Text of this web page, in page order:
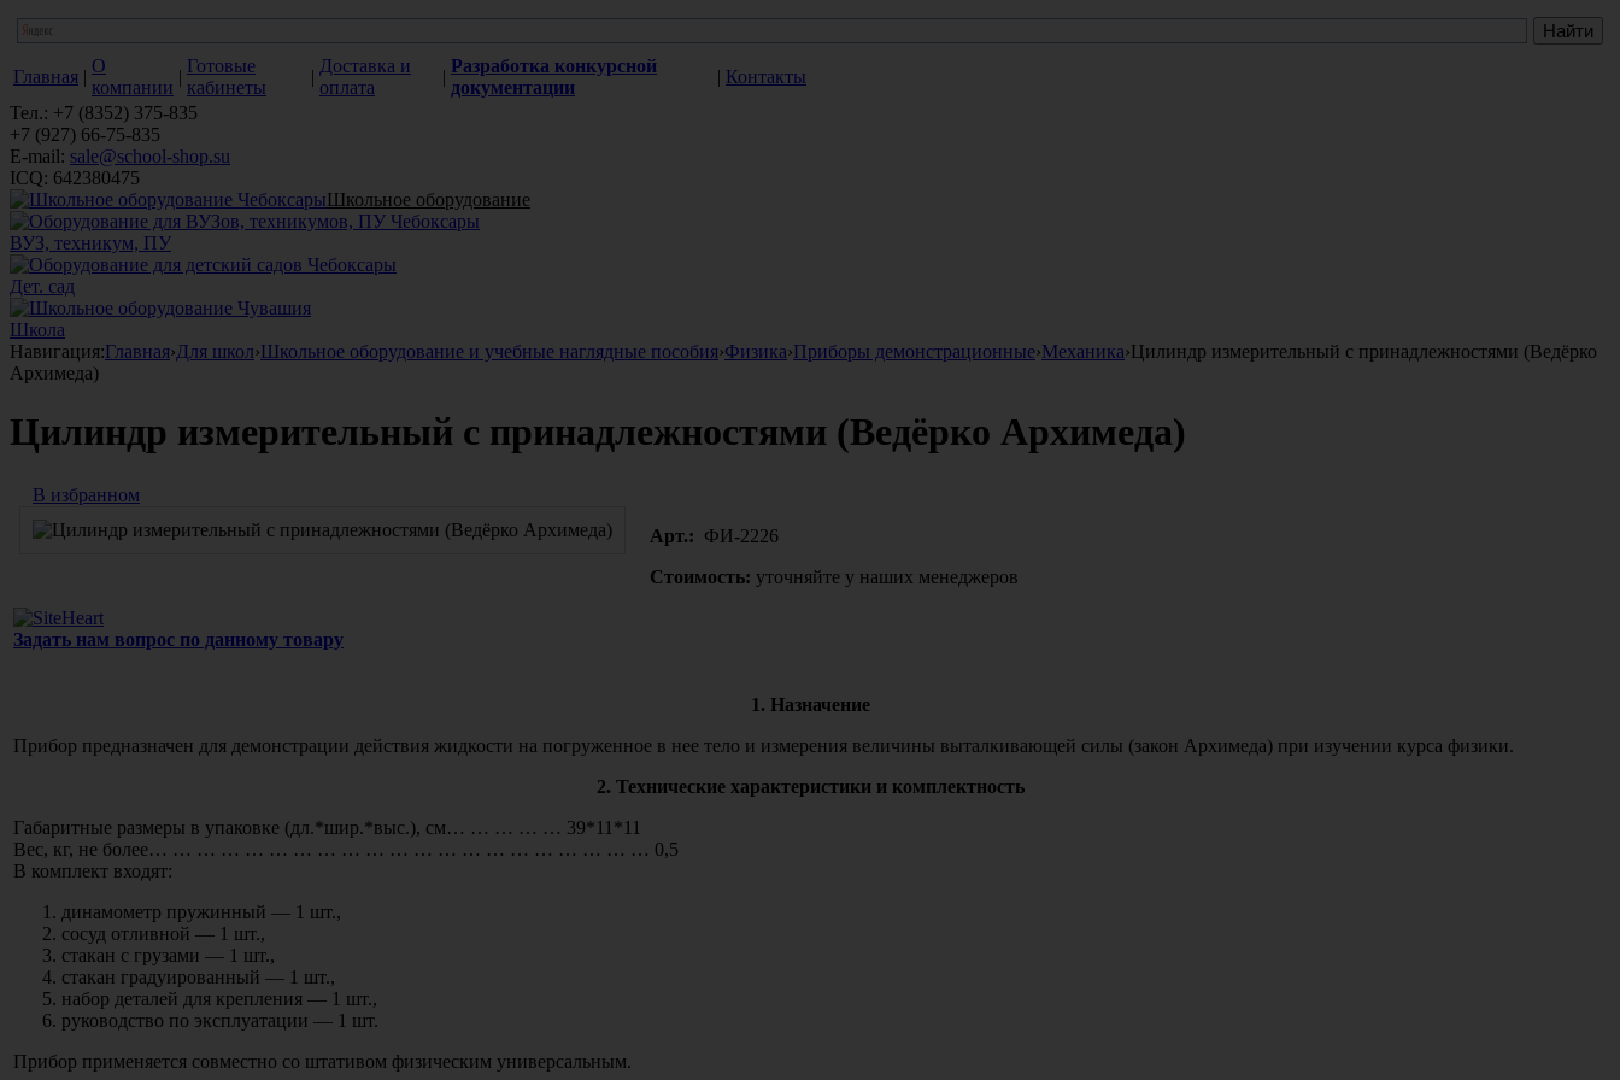
Главная |
О
компании
|
Готовые
кабинеты
|
Доставка и
оплата
|
Разработка конкурсной
документации
| Контакты
Тел.: +7 (8352) 375-835
+7 (927) 66-75-835
E-mail: sale@school-shop.su
ICQ: 642380475
Школьное оборудование
ВУЗ, техникум, ПУ
Дет. сад
Школа
Навигация:Главная›Для школ›Школьное оборудование и учебные наглядные пособия›Физика›Приборы демонстрационные›Механика›Цилиндр измерительный с принадлежностями (Ведёрко
Архимеда)
Цилиндр измерительный с принадлежностями (Ведёрко Архимеда)
В избранном
Арт.: ФИ-2226
Стоимость: уточняйте у наших менеджеров
Задать нам вопрос по данному товару
1. Назначение
Прибор предназначен для демонстрации действия жидкости на погруженное в нее тело и измерения величины выталкивающей силы (закон Архимеда) при изучении курса физики.
2. Технические характеристики и комплектность
Габаритные размеры в упаковке (дл.*шир.*выс.), см… … … … … 39*11*11
Вес, кг, не более… … … … … … … … … … … … … … … … … … … … … 0,5
В комплект входят:
динамометр пружинный — 1 шт.,
сосуд отливной — 1 шт.,
стакан с грузами — 1 шт.,
стакан градуированный — 1 шт.,
набор деталей для крепления — 1 шт.,
руководство по эксплуатации — 1 шт.
Прибор применяется совместно со штативом физическим универсальным.